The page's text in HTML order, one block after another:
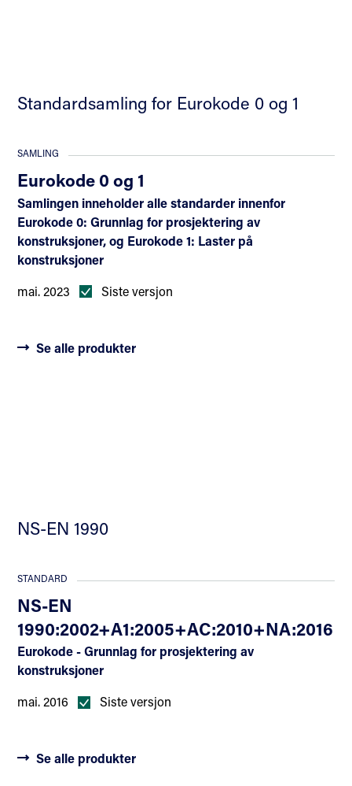
Standardsamling for Eurokode 0 og 1
SAMLING
Eurokode 0 og 1
Samlingen inneholder alle standarder innenfor
Eurokode 0: Grunnlag for prosjektering av
konstruksjoner, og Eurokode 1: Laster på
konstruksjoner
mai. 2023
Siste versjon
Se alle produkter
NS-EN 1990
STANDARD
NS-EN
1990:2002+A1:2005+AC:2010+NA:2016
Eurokode - Grunnlag for prosjektering av
konstruksjoner
mai. 2016
Siste versjon
Se alle produkter